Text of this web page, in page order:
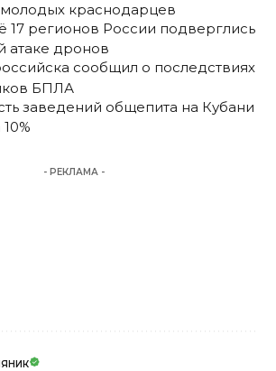
краснодарцев
17 регионов России подверглись
атаке дронов
сообщил о последствиях
БПЛА
заведений общепита на Кубани
- РЕКЛАМА -